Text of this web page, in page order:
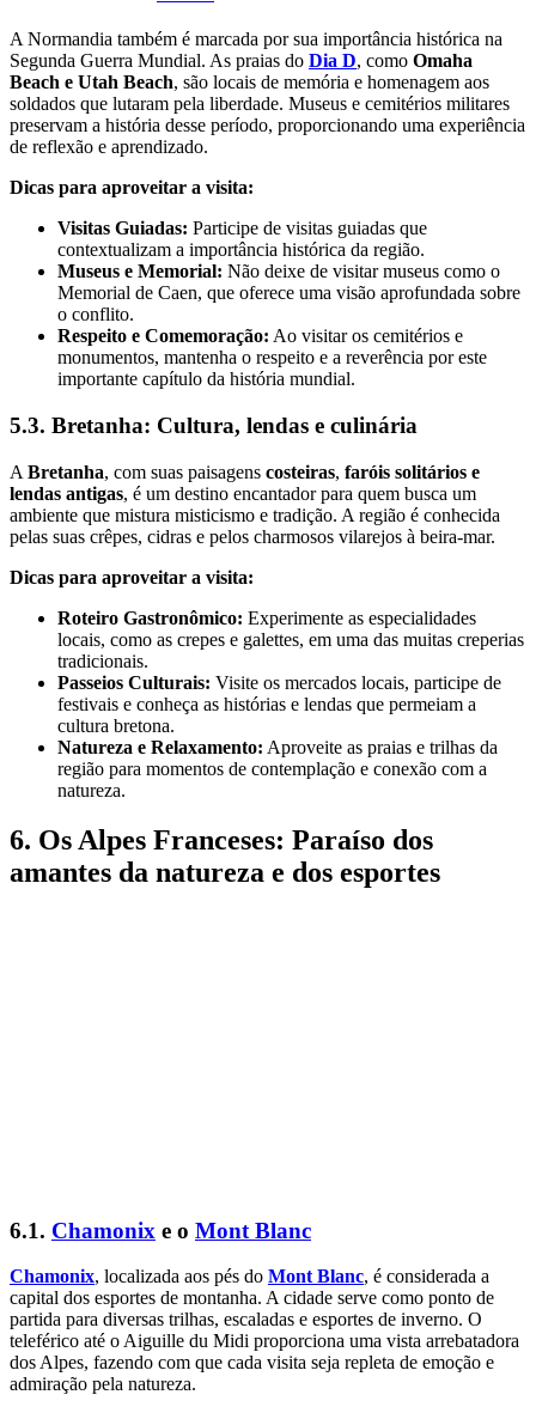
A Normandia também é marcada por sua importância histórica na
Segunda Guerra Mundial. As praias do Dia D, como Omaha
Beach e Utah Beach, são locais de memória e homenagem aos
soldados que lutaram pela liberdade. Museus e cemitérios militares
preservam a história desse período, proporcionando uma experiência
de reflexão e aprendizado.
Dicas para aproveitar a visita:
Visitas Guiadas: Participe de visitas guiadas que
contextualizam a importância histórica da região.
Museus e Memorial: Não deixe de visitar museus como o
Memorial de Caen, que oferece uma visão aprofundada sobre
o conflito.
Respeito e Comemoração: Ao visitar os cemitérios e
monumentos, mantenha o respeito e a reverência por este
importante capítulo da história mundial.
5.3. Bretanha: Cultura, lendas e culinária
A Bretanha, com suas paisagens costeiras, faróis solitários e
lendas antigas, é um destino encantador para quem busca um
ambiente que mistura misticismo e tradição. A região é conhecida
pelas suas crêpes, cidras e pelos charmosos vilarejos à beira-mar.
Dicas para aproveitar a visita:
Roteiro Gastronômico: Experimente as especialidades
locais, como as crepes e galettes, em uma das muitas creperias
tradicionais.
Passeios Culturais: Visite os mercados locais, participe de
festivais e conheça as histórias e lendas que permeiam a
cultura bretona.
Natureza e Relaxamento: Aproveite as praias e trilhas da
região para momentos de contemplação e conexão com a
natureza.
6. Os Alpes Franceses: Paraíso dos
amantes da natureza e dos esportes
6.1. Chamonix e o Mont Blanc
Chamonix, localizada aos pés do Mont Blanc, é considerada a
capital dos esportes de montanha. A cidade serve como ponto de
partida para diversas trilhas, escaladas e esportes de inverno. O
teleférico até o Aiguille du Midi proporciona uma vista arrebatadora
dos Alpes, fazendo com que cada visita seja repleta de emoção e
admiração pela natureza.